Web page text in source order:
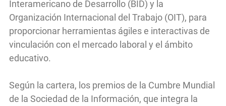
Interamericano de Desarrollo (BID) y la
Organización Internacional del Trabajo (OIT), para
proporcionar herramientas ágiles e interactivas de
vinculación con el mercado laboral y el ámbito
educativo.
Según la cartera, los premios de la Cumbre Mundial
de la Sociedad de la Información, que integra la